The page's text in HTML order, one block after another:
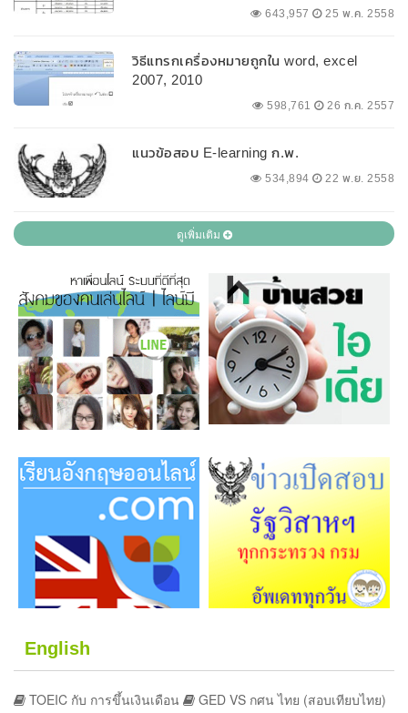
643,957 25 พ.ค. 2558
วิธีแทรกเครื่องหมายถูกใน word, excel
2007, 2010
598,761 26 ก.ค. 2557
แนวข้อสอบ E-learning ก.พ.
534,894 22 พ.ย. 2558
ดูเพิ่มเติม
English
TOEIC กับ การขึ้นเงินเดือน
GED VS กศน ไทย (สอบเทียบไทย)